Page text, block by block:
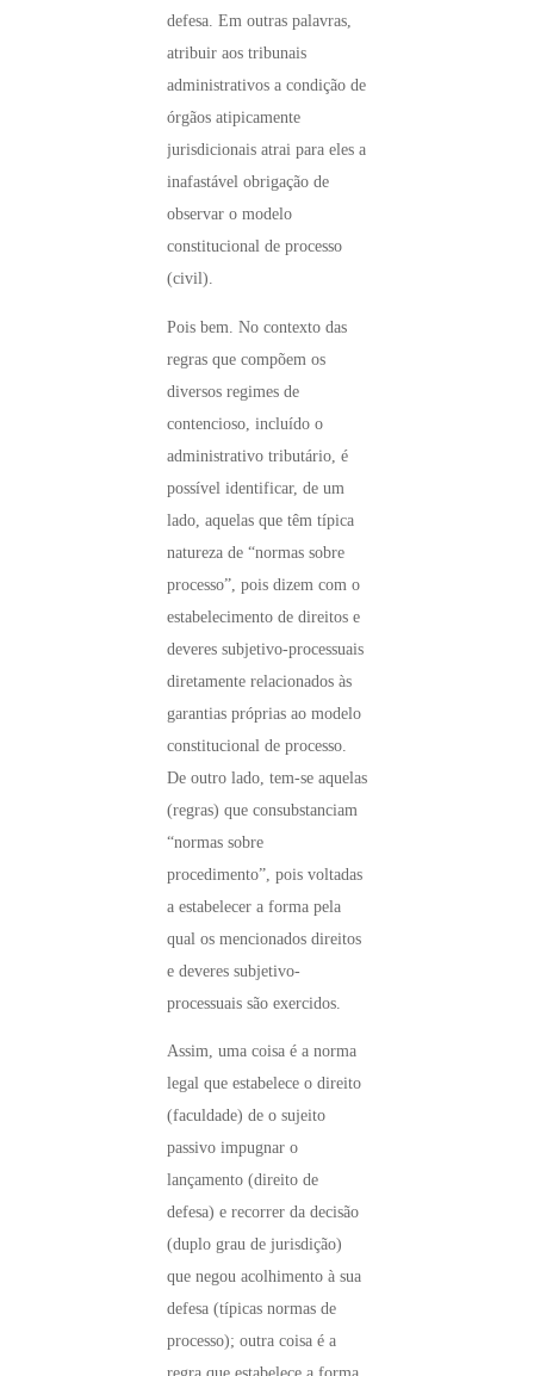
defesa. Em outras palavras,
atribuir aos tribunais
administrativos a condição de
órgãos atipicamente
jurisdicionais atrai para eles a
inafastável obrigação de
observar o modelo
constitucional de processo
(civil).
Pois bem. No contexto das
regras que compõem os
diversos regimes de
contencioso, incluído o
administrativo tributário, é
possível identificar, de um
lado, aquelas que têm típica
natureza de “normas sobre
processo”, pois dizem com o
estabelecimento de direitos e
deveres subjetivo-processuais
diretamente relacionados às
garantias próprias ao modelo
constitucional de processo.
De outro lado, tem-se aquelas
(regras) que consubstanciam
“normas sobre
procedimento”, pois voltadas
a estabelecer a forma pela
qual os mencionados direitos
e deveres subjetivo-
processuais são exercidos.
Assim, uma coisa é a norma
legal que estabelece o direito
(faculdade) de o sujeito
passivo impugnar o
lançamento (direito de
defesa) e recorrer da decisão
(duplo grau de jurisdição)
que negou acolhimento à sua
defesa (típicas normas de
processo); outra coisa é a